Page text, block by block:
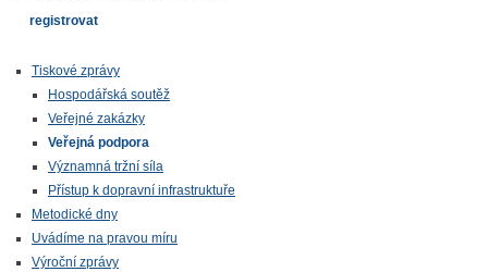
Tiskové zprávy
Hospodářská soutěž
Veřejné zakázky
Veřejná podpora
Významná tržní síla
Přístup k dopravní infrastruktuře
Metodické dny
Uvádíme na pravou míru
Výroční zprávy